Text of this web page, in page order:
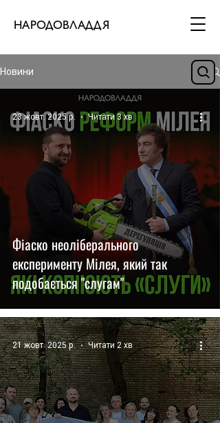
НАРОДОВЛАДДЯ
Новини
Фіаско неоліберального
експерименту Мілея, який так
подобається "слугам"
23 жовт. 2025 р. Читати 3 хв
21 жовт. 2025 р. Читати 2 хв